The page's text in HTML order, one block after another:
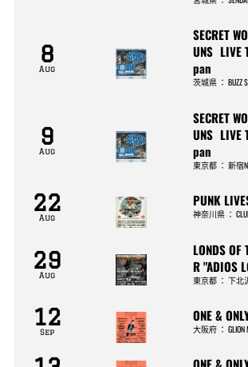
8
Aug
SECRET
UNS LIVE
pan
茨城県 ：BUZZ
9
Aug
SECRET
UNS LIVE
pan
東京都 ：新宿
22
Aug
PUNK
神奈川県 ：
29
Aug
LONDS OF
R "ADIOS
東京都 ：下北
12
Sep
ONE &
大阪府 ：GLION